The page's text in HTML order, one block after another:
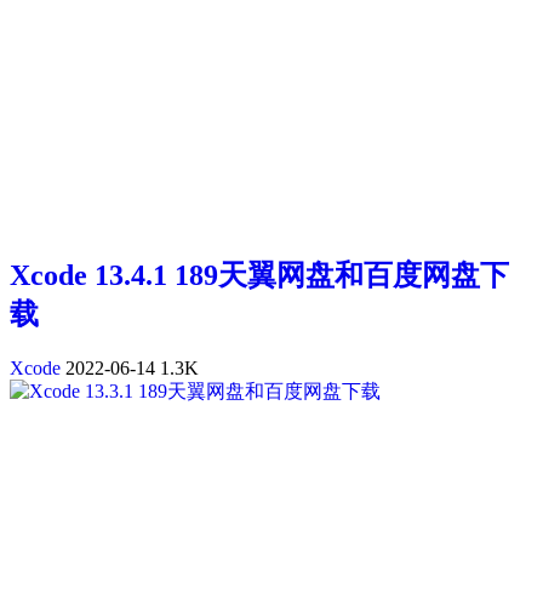
Xcode 13.4.1 189天翼网盘和百度网盘下
载
Xcode 2022-06-14 1.3K